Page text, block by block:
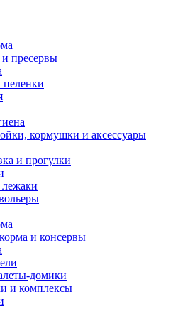
пресервы
пеленки
кормушки и аксессуары
и прогулки
и консервы
домики
и комплексы